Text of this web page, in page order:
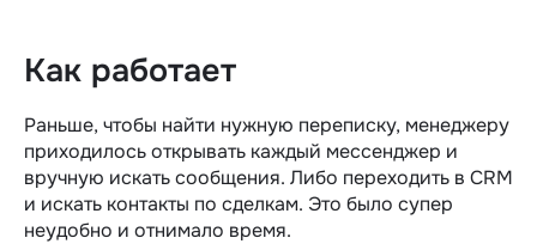
Как работает
Раньше, чтобы найти нужную переписку, менеджеру
приходилось открывать каждый мессенджер и
вручную искать сообщения. Либо переходить в CRM
и искать контакты по сделкам. Это было супер
неудобно и отнимало время.